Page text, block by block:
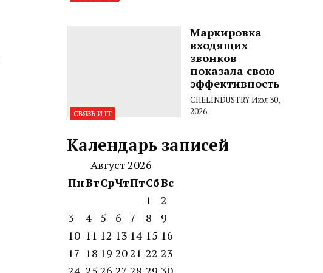
СВЯЗЬ И IT
Маркировка
входящих
звонков
показала свою
эффективность
CHELINDUSTRYИюл 30,
2026
Календарь записей
Август 2026
ПнВтСрЧтПтСбВс
1
2
3
4 5 6 7 8
9
10 11 12 13 14 15 16
17 18 19 2021 22 23